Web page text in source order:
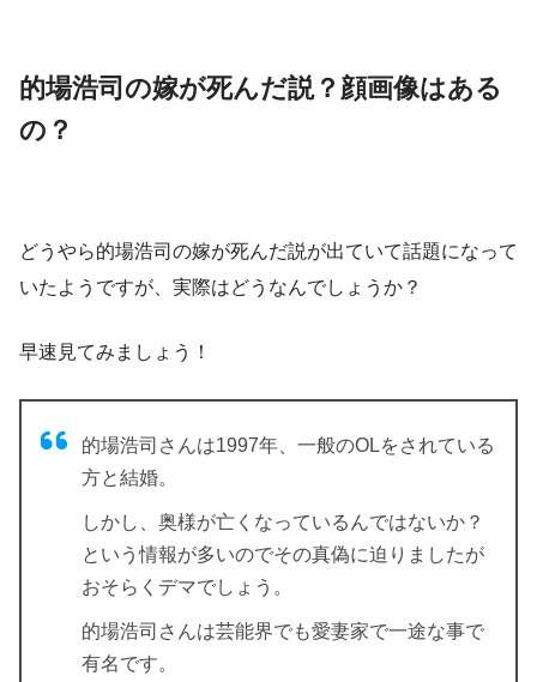
的場浩司の嫁が死んだ説？顔画像はある
の？
どうやら的場浩司の嫁が死んだ説が出ていて話題になって
いたようですが、実際はどうなんでしょうか？
早速見てみましょう！
的場浩司さんは1997年、一般のOLをされている
方と結婚。
しかし、奥様が亡くなっているんではないか？
という情報が多いのでその真偽に迫りましたが
おそらくデマでしょう。
的場浩司さんは芸能界でも愛妻家で一途な事で
有名です。